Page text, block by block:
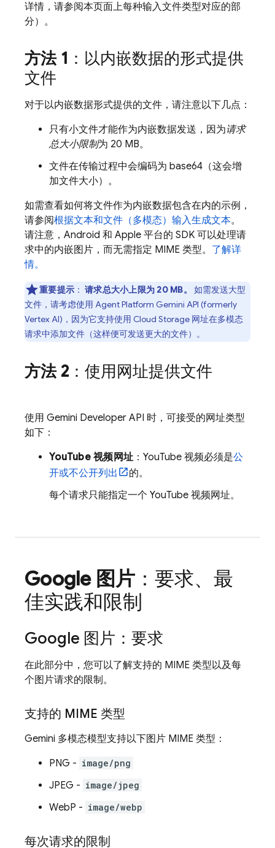
详情，请参阅本页面上每种输入文件类型对应的部
分）。
方法 1 ：以内嵌数据的形式提供
文件
对于以内嵌数据形式提供的文件，请注意以下几点：
只有小文件才能作为内嵌数据发送，因为请求
总大小限制为 20 MB。
文件在传输过程中会编码为 base64（这会增
加文件大小）。
如需查看如何将文件作为内嵌数据包含在内的示例，
请参阅根据文本和文件（多模态）输入生成文本。
请注意，Android 和 Apple 平台的 SDK 可以处理请
求中的内嵌图片，而无需指定 MIME 类型。 了解详
情。
重要提示 ： 请求总大小上限为 20 MB。
如需发送大型
文件，请考虑使用 Agent Platform Gemini API (formerly
Vertex AI) ，因为它支持使用 Cloud Storage 网址在多模态
请求中添加文件（这样便可发送更大的文件）。
方法 2 ：使用网址提供文件
使用 Gemini Developer API 时，可接受的网址类型
如下：
YouTube 视频网址：YouTube 视频必须是公
开或不公开列出
的。
每个请求只能指定一个 YouTube 视频网址。
Google 图片 ：要求、最
佳实践和限制
Google 图片：要求
在此部分中，您可以了解支持的 MIME 类型以及每
个图片请求的限制。
支持的 MIME 类型
Gemini 多模态模型支持以下图片 MIME 类型：
PNG - image/png
JPEG - image/jpeg
WebP - image/webp
每次请求的限制